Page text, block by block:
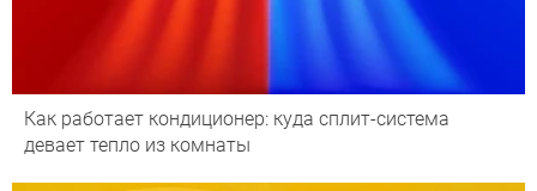
Как работает кондиционер: куда сплит-система
девает тепло из комнаты